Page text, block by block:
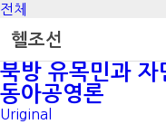
전체
헬조선
북방 유목민과 자
동아공영론
Uriginal